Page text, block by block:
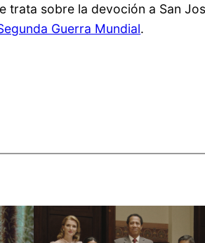
trata sobre la devoción a San
Guerra Mundial.